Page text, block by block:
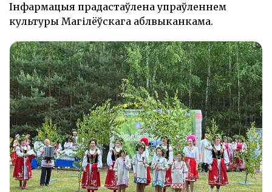
Інфармацыя прадастаўлена упраўленнем
культуры Магілёўскага аблвыканкама.